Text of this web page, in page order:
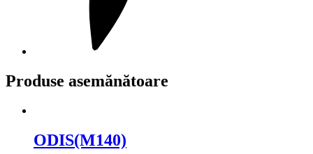
Produse asemănătoare
ODIS(M140)